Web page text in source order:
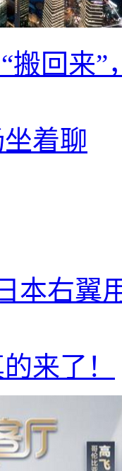
搬回来
着聊
本右翼
来了！